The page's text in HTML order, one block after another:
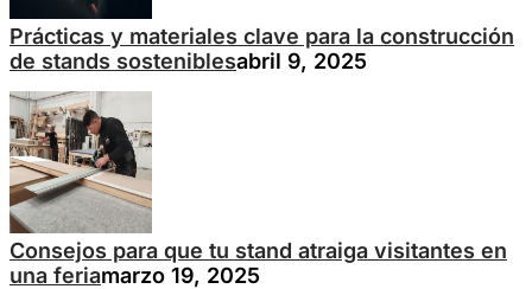
Prácticas y materiales clave para la construcción
de stands sosteniblesabril 9, 2025
Consejos para que tu stand atraiga visitantes en
una feriamarzo 19, 2025